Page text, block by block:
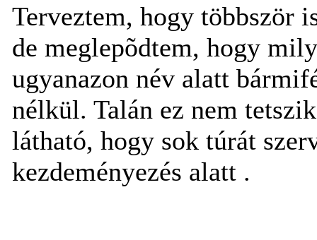
Terveztem, hogy többször
de meglepõdtem, hogy
ugyanazon név alatt
nélkül. Talán ez nem
látható, hogy sok túrát
kezdeményezés alatt .